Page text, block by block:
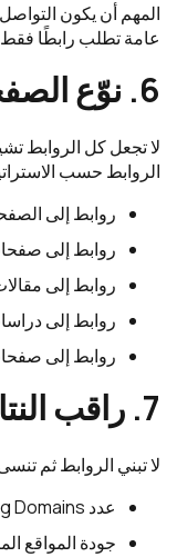
المهم أن يكون
عامة تطلب رابطًا
6. نوّع الصفحات المستهدفة
لا تجعل كل الروابط
الروابط حسب
روابط إلى
روابط إلى
روابط إلى
روابط إلى
روابط إلى
7. راقب النتائج
لا تبني الروابط ثم
عدد Referring Domains.
جودة المواقع